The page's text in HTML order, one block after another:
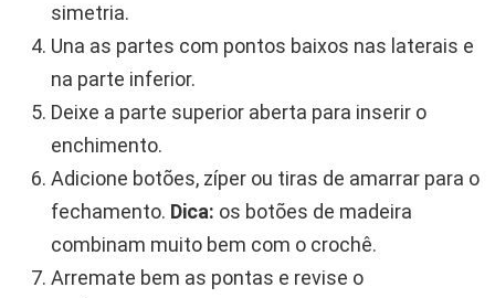
simetria.
Una as partes com pontos baixos nas laterais e
na parte inferior.
Deixe a parte superior aberta para inserir o
enchimento.
Adicione botões, zíper ou tiras de amarrar para o
fechamento. Dica: os botões de madeira
combinam muito bem com o crochê.
Arremate bem as pontas e revise o